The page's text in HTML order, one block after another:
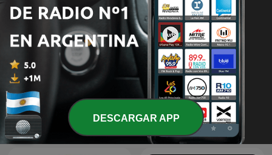
EL AMOR QUE VALE on
Oneplace.com
Saud Al-Shuraim
Más podcasts internacionales de Religión
y espiritualidad
DESCARGAR APP